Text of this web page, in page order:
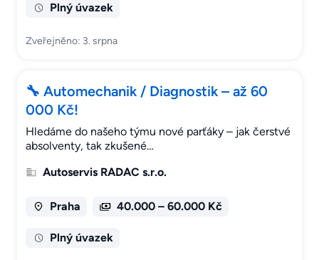
Plný úvazek
Zveřejněno: 3. srpna
🔧 Automechanik / Diagnostik – až 60
000 Kč!
Hledáme do našeho týmu nové parťáky – jak čerstvé
absolventy, tak zkušené…
Autoservis RADAC s.r.o.
Praha 40.000 – 60.000 Kč
Plný úvazek